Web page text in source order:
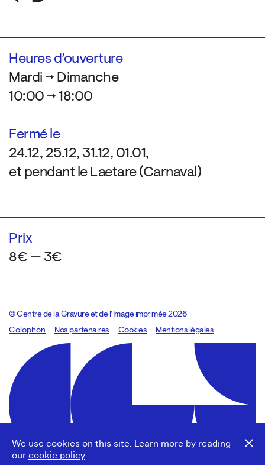
We use cookies on this site. Learn more by reading
our cookie policy.
Heures d’ouverture
Mardi → Dimanche
10:00 → 18:00
Fermé le
24.12, 25.12, 31.12, 01.01,
et pendant le Laetare (Carnaval)
Prix
8€ — 3€
© Centre de la Gravure et de l’Image imprimée 2026
Colophon
Design:Marcel Kaczmarek, code:8080.studio
Nos partenaires Cookies Mentions légales